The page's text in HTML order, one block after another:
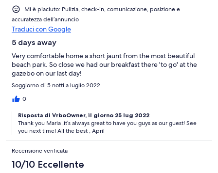
Mi è piaciuto: Pulizia, check-in, comunicazione, posizione e
accuratezza dell’annuncio
Traduci con Google
5 days away
Very comfortable home a short jaunt from the most beautiful
beach park. So close we had our breakfast there 'to go' at the
gazebo on our last day!
Soggiorno di 5 notti a luglio 2022
0
Risposta di VrboOwner, il giorno 25 lug 2022
Thank you Maria ,it’s always great to have you guys as our guest! See
you next time! All the best , April
Recensione verificata
10/10 Eccellente